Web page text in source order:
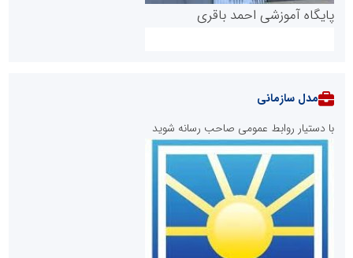
پایگاه آموزشی احمد باقری
روابط عمومی خبرگزاری گزارش خبر
مدل سازمانی
با دستیار روابط عمومی صاحب رسانه شوید